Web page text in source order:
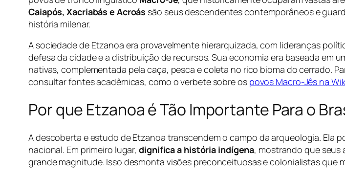
Caiapós, Xacriabás e Acroás são seus descendentes contemporâneos e
história milenar.
A sociedade de Etzanoa era provavelmente hierarquizada, com lideranças
defesa da cidade e a distribuição de recursos. Sua economia era baseada em
nativas, complementada pela caça, pesca e coleta no rico bioma do cerrado.
consultar fontes acadêmicas, como o verbete sobre os povos Macro-Jês na
Por que Etzanoa é Tão Importante Para o
A descoberta e estudo de Etzanoa transcendem o campo da arqueologia.
nacional. Em primeiro lugar,dignifica a história indígena, mostrando que seus
grande magnitude. Isso desmonta visões preconceituosas e colonialistas que